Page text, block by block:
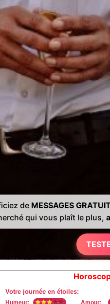
de MESSAGES
qui vous plaît le plus,